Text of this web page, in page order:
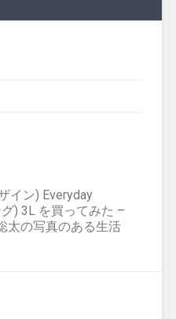
イン) Everyday
) 3L を買ってみた –
太の写真のある生活